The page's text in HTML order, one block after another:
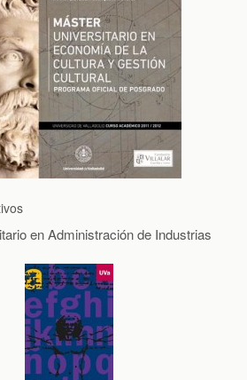
en Administración de Industrias